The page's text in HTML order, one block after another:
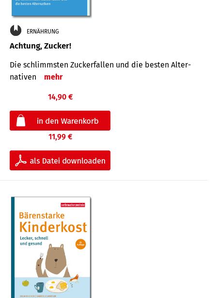
ERNÄHRUNG
Achtung, Zucker!
Die schlimmsten Zucker­fallen und die besten Alter­
nativen
mehr
14,90 €
11,99 €